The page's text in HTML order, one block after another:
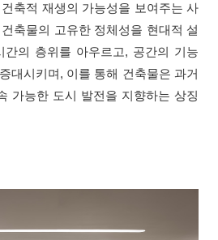
축적 재생의 가능성을 보여주는 사
축물의 고유한 정체성을 현대적 설
간의 층위를 아우르고, 공간의 기능
대시키며, 이를 통해 건축물은 과거
가능한 도시 발전을 지향하는 상징